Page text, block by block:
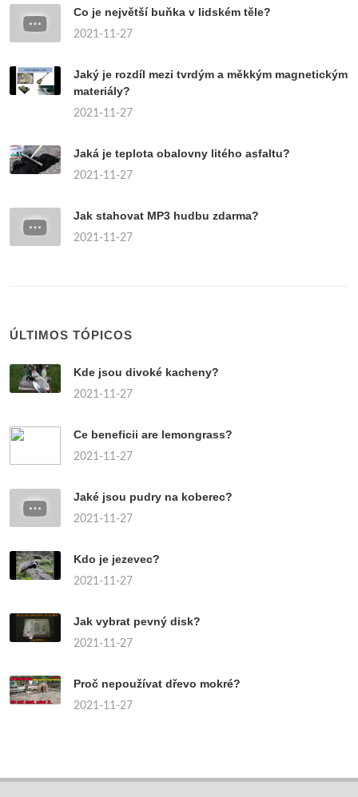
Co je největší buňka v lidském těle?
2021-11-27
Jaký je rozdíl mezi tvrdým a měkkým magnetickým
materiály?
2021-11-27
Jaká je teplota obalovny litého asfaltu?
2021-11-27
Jak stahovat MP3 hudbu zdarma?
2021-11-27
ÚLTIMOS TÓPICOS
Kde jsou divoké kacheny?
2021-11-27
Ce beneficii are lemongrass?
2021-11-27
Jaké jsou pudry na koberec?
2021-11-27
Kdo je jezevec?
2021-11-27
Jak vybrat pevný disk?
2021-11-27
Proč nepoužívat dřevo mokré?
2021-11-27